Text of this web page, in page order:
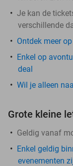
Je kan de
verschillende
Ontdek meer
Enkel op
deal
Wil je alleen
Grote kleine
Geldig vanaf
Enkel geldig
evenementen